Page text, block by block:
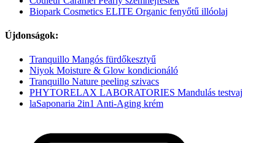
Biopark Cosmetics ELITE Organic fenyőtű illóolaj
Újdonságok:
Tranquillo Mangós fürdőkesztyű
Niyok Moisture & Glow kondicionáló
Tranquillo Nature peeling szivacs
PHYTORELAX LABORATORIES Mandulás testvaj
laSaponaria 2in1 Anti-Aging krém